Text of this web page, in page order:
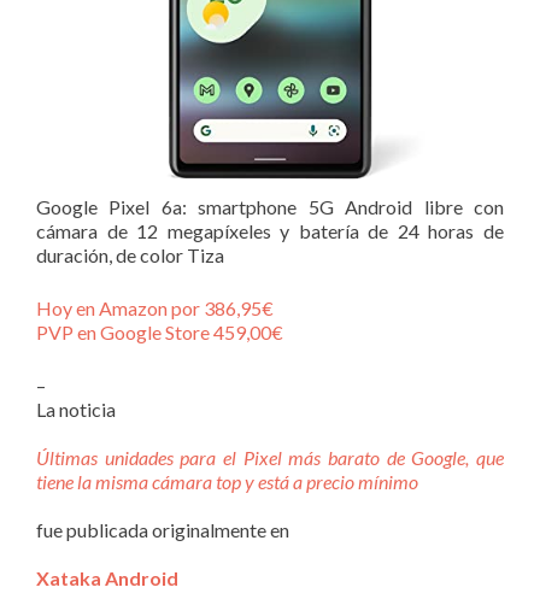
Google Pixel 6a: smartphone 5G Android libre con
cámara de 12 megapíxeles y batería de 24 horas de
duración, de color Tiza
Hoy en Amazon por 386,95€
PVP en Google Store 459,00€
–
La noticia
Últimas unidades para el Pixel más barato de Google, que
tiene la misma cámara top y está a precio mínimo
fue publicada originalmente en
Xataka Android